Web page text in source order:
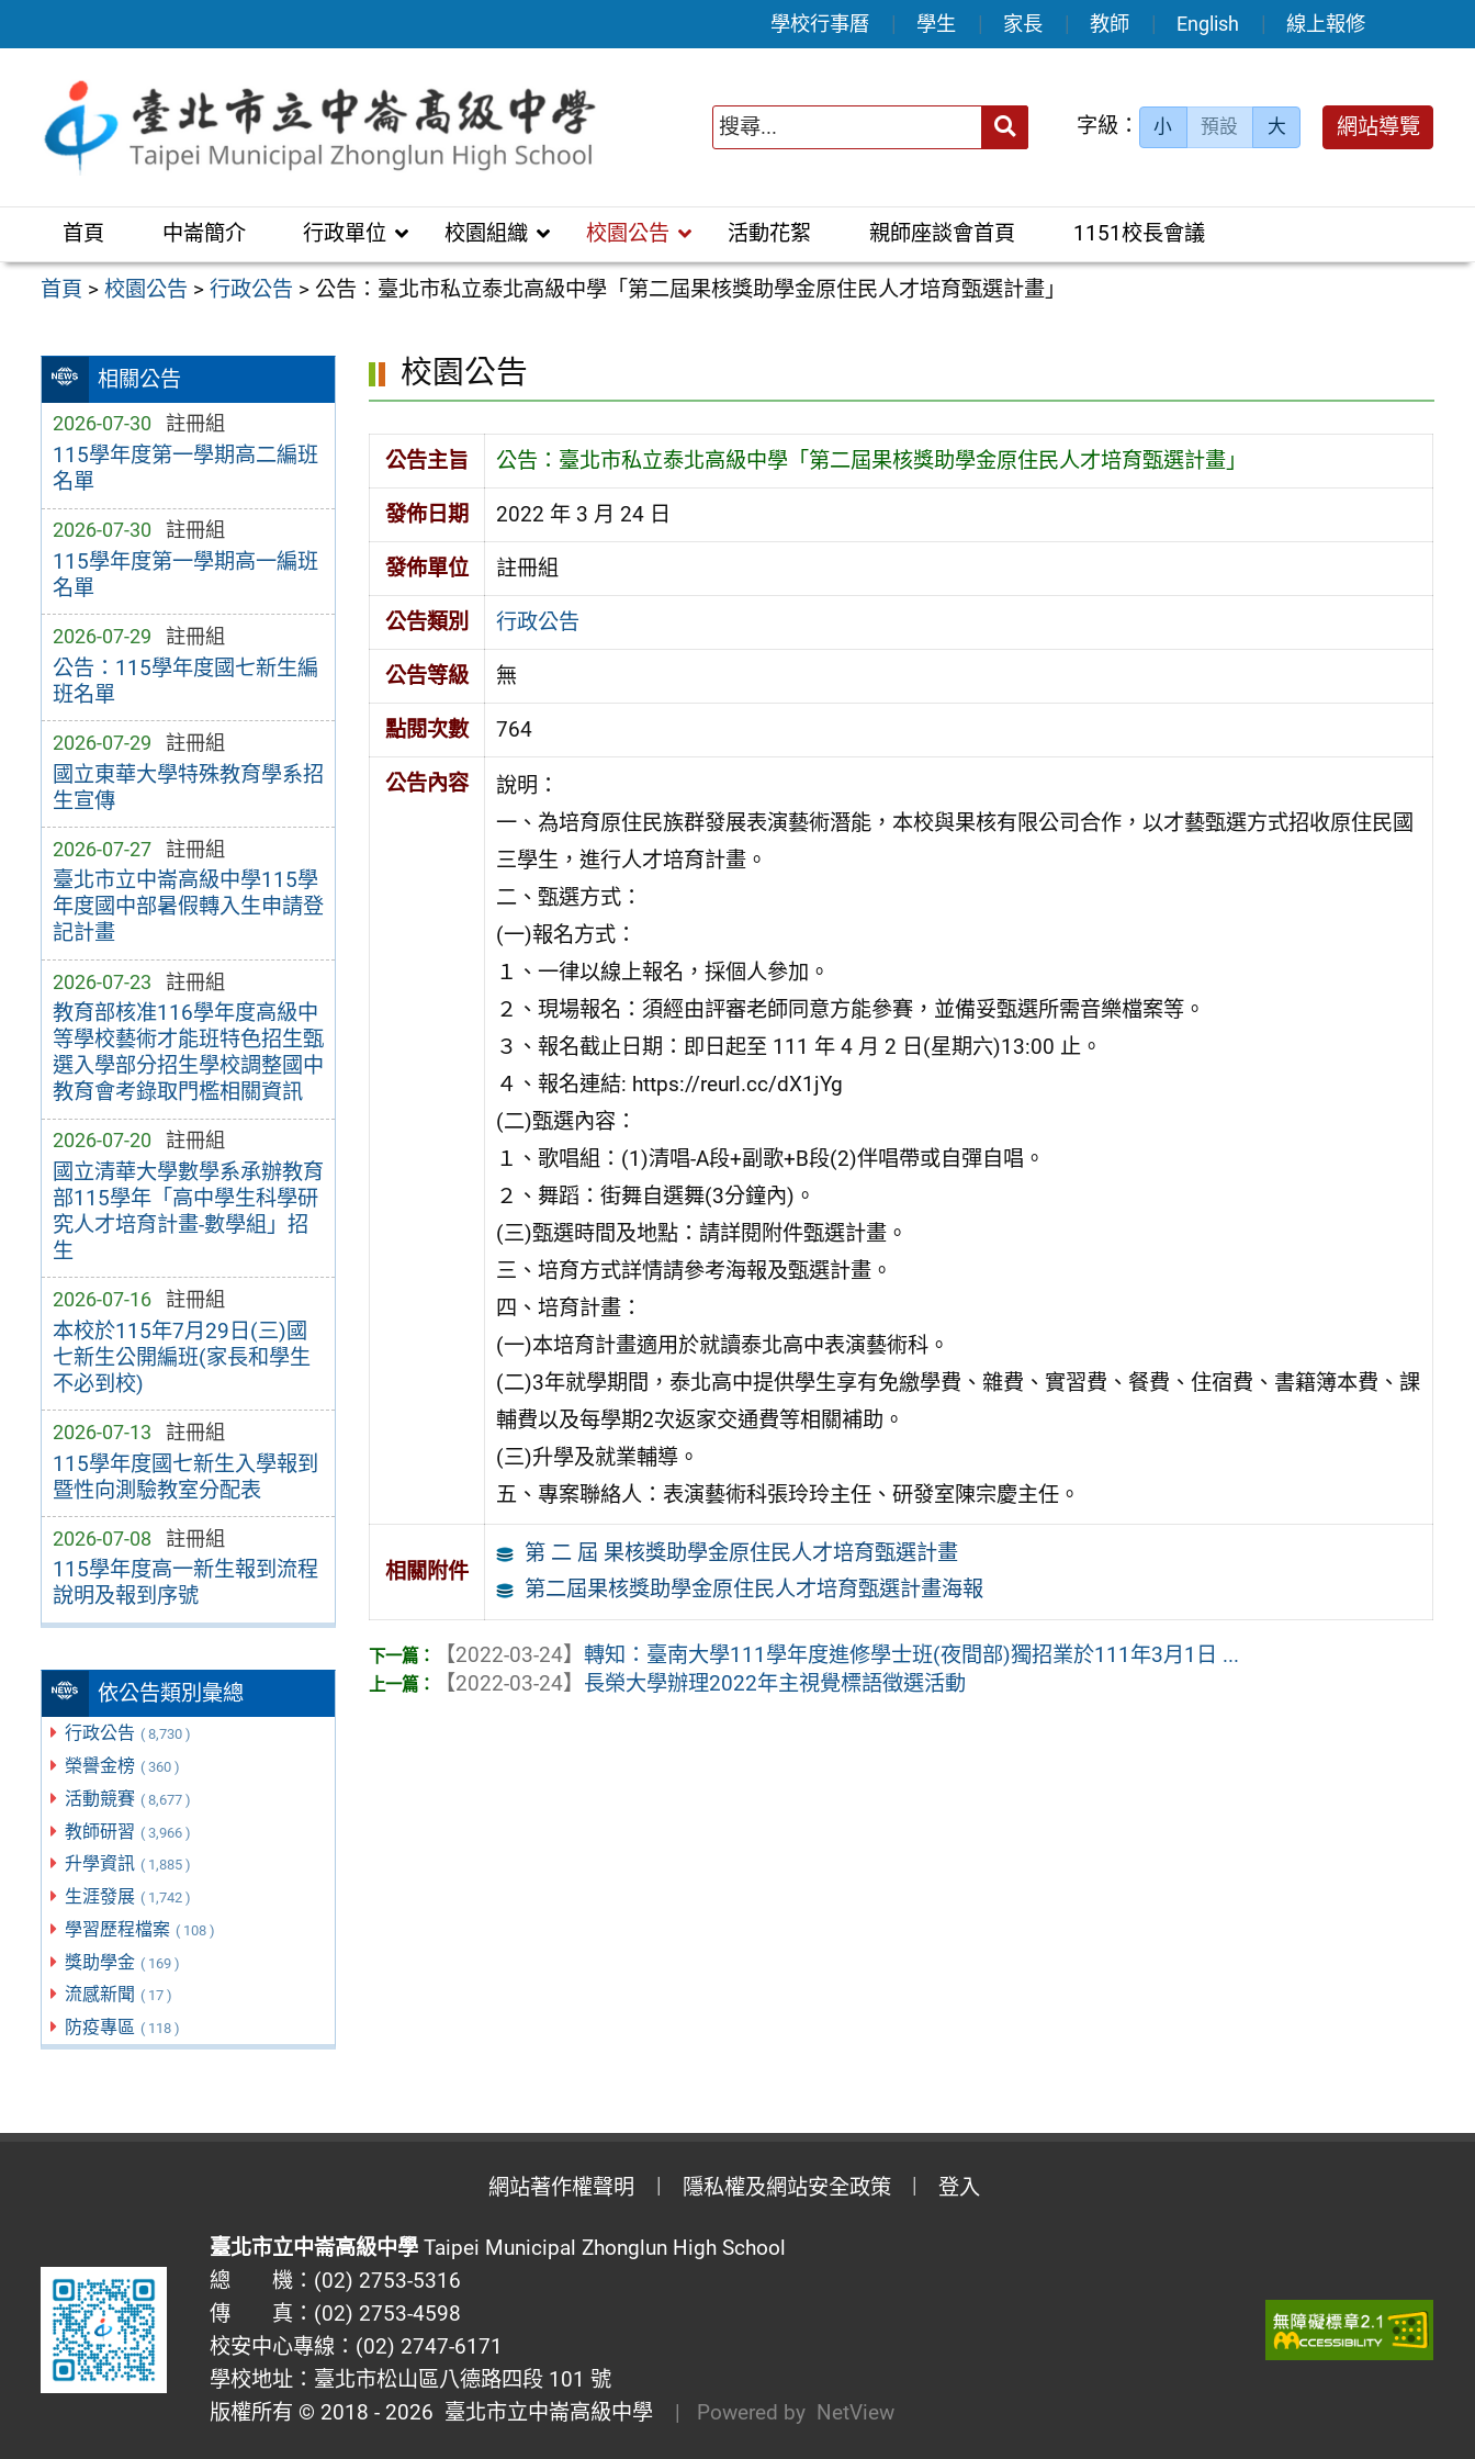
至
區
學校行事曆 學生 家長 教師 English 線上報修
送出 字級： 小 預設 大 網站導覽
首頁 中崙簡介 行政單位 校園組織 校園公告 活動花絮 親師座談會首頁 1151校長會議
首頁 >校園公告 >行政公告 > 公告：臺北市私立泰北高級中學「第二屆果核獎助學金原住民人才培育甄選計畫」
相關公告
2026-07-30 註冊組
115學年度第一學期高二編班
名單
2026-07-30 註冊組
115學年度第一學期高一編班
名單
2026-07-29 註冊組
公告：115學年度國七新生編
班名單
2026-07-29 註冊組
國立東華大學特殊教育學系招
生宣傳
2026-07-27 註冊組
臺北市立中崙高級中學115學
年度國中部暑假轉入生申請登
記計畫
2026-07-23 註冊組
教育部核准116學年度高級中
等學校藝術才能班特色招生甄
選入學部分招生學校調整國中
教育會考錄取門檻相關資訊
2026-07-20 註冊組
國立清華大學數學系承辦教育
部115學年「高中學生科學研
究人才培育計畫-數學組」招
生
2026-07-16 註冊組
本校於115年7月29日(三)國
七新生公開編班(家長和學生
不必到校)
2026-07-13 註冊組
115學年度國七新生入學報到
暨性向測驗教室分配表
2026-07-08 註冊組
115學年度高一新生報到流程
說明及報到序號
依公告類別彙總
行政公告 ( 8,730 )
榮譽金榜 ( 360 )
活動競賽 ( 8,677 )
教師研習 ( 3,966 )
升學資訊 ( 1,885 )
生涯發展 ( 1,742 )
學習歷程檔案 ( 108 )
獎助學金 ( 169 )
流感新聞 ( 17 )
防疫專區 ( 118 )
校園公告
公告主旨 公告：臺北市私立泰北高級中學「第二屆果核獎助學金原住民人才培育甄選計畫」
發佈日期 2022 年 3 月 24 日
發佈單位 註冊組
公告類別 行政公告
公告等級 無
點閱次數 764
公告內容
說明：
一、為培育原住民族群發展表演藝術潛能，本校與果核有限公司合作，以才藝甄選方式招收原住民國
三學生，進行人才培育計畫。
二、甄選方式：
(一)報名方式：
１、一律以線上報名，採個人參加。
２、現場報名：須經由評審老師同意方能參賽，並備妥甄選所需音樂檔案等。
３、報名截止日期：即日起至 111 年 4 月 2 日(星期六)13:00 止。
４、報名連結: https://reurl.cc/dX1jYg
(二)甄選內容：
１、歌唱組：(1)清唱-A段+副歌+B段(2)伴唱帶或自彈自唱。
２、舞蹈：街舞自選舞(3分鐘內)。
(三)甄選時間及地點：請詳閱附件甄選計畫。
三、培育方式詳情請參考海報及甄選計畫。
四、培育計畫：
(一)本培育計畫適用於就讀泰北高中表演藝術科。
(二)3年就學期間，泰北高中提供學生享有免繳學費、雜費、實習費、餐費、住宿費、書籍簿本費、課
輔費以及每學期2次返家交通費等相關補助。
(三)升學及就業輔導。
五、專案聯絡人：表演藝術科張玲玲主任、研發室陳宗慶主任。
相關附件
第 二 屆 果核獎助學金原住民人才培育甄選計畫
第二屆果核獎助學金原住民人才培育甄選計畫海報
【2022-03-24】轉知：臺南大學111學年度進修學士班(夜間部)獨招業於111年3月1日 ...
【2022-03-24】 長榮大學辦理2022年主視覺標語徵選活動
網站著作權聲明 隱私權及網站安全政策 登入
臺北市立中崙高級中學Taipei Municipal Zhonglun High School
總 機：(02) 2753-5316
傳 真：(02) 2753-4598
校安中心專線：(02) 2747-6171
學校地址：臺北市松山區八德路四段 101 號
版權所有 © 2018 - 2026 臺北市立中崙高級中學 | Powered by NetView